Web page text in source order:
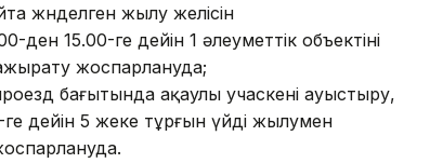
жөнделген жылу желісін
15.00-ге дейін 1 әлеуметтік объектіні
жоспарлануда;
бағытында ақаулы учаскені ауыстыру,
дейін 5 жеке тұрғын үйді жылумен